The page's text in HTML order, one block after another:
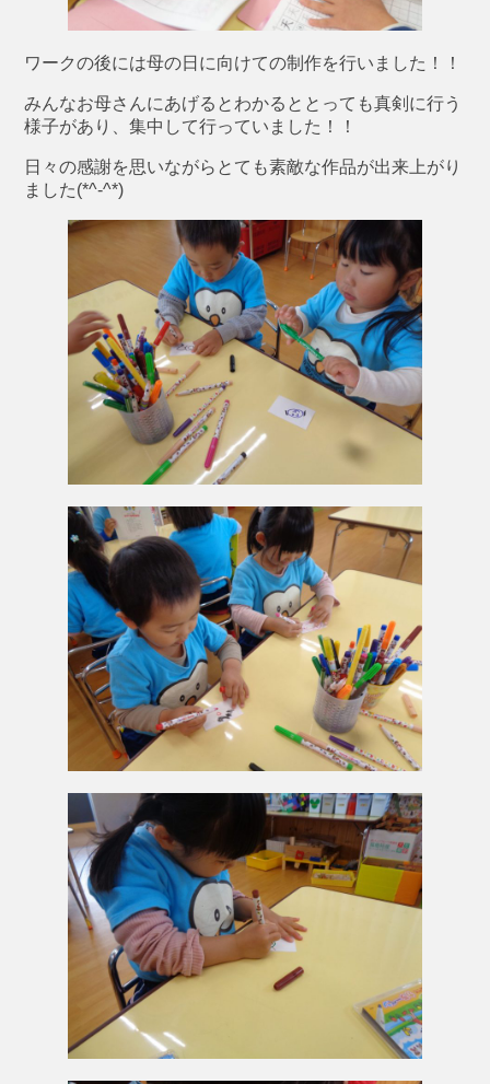
ワークの後には母の日に向けての制作を行いました！！
みんなお母さんにあげるとわかるととっても真剣に行う
様子があり、集中して行っていました！！
日々の感謝を思いながらとても素敵な作品が出来上がり
ました(*^-^*)